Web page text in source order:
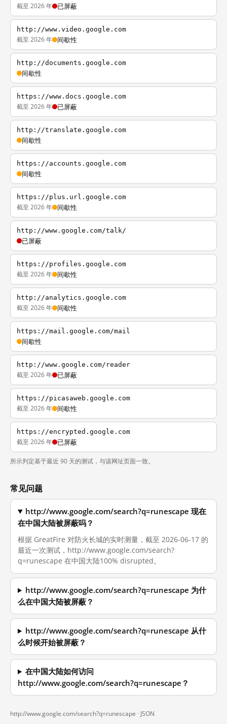
截至 2026 年 已屏蔽
http://www.video.google.com
截至 2026 年 间歇性
http://documents.google.com
间歇性
https://www.docs.google.com
截至 2026 年 已屏蔽
http://translate.google.com
间歇性
https://accounts.google.com
间歇性
https://plus.url.google.com
截至 2026 年 间歇性
http://www.google.com/talk/
已屏蔽
https://profiles.google.com
截至 2026 年 间歇性
http://analytics.google.com
截至 2026 年 间歇性
https://mail.google.com/mail
间歇性
http://www.google.com/reader
截至 2026 年 已屏蔽
https://picasaweb.google.com
截至 2026 年 间歇性
https://encrypted.google.com
截至 2026 年 已屏蔽
所示判定基于最近 90 天的测试，与该网址页面一致。
常见问题
http://www.google.com/search?q=runescape 现在
在中国大陆被屏蔽吗？
根据 GreatFire 对防火长城的实时测量，截至 2026-06-17 的
最近一次测试，http://www.google.com/search?
q=runescape 在中国大陆100% disrupted。
http://www.google.com/search?q=runescape 为什
么在中国大陆被屏蔽？
http://www.google.com/search?q=runescape 从什
么时候开始被屏蔽？
在中国大陆如何访问
http://www.google.com/search?q=runescape？
http://www.google.com/search?q=runescape · JSON